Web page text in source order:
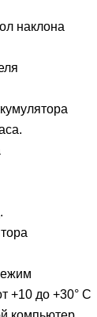
наклона
+10 до +30° С